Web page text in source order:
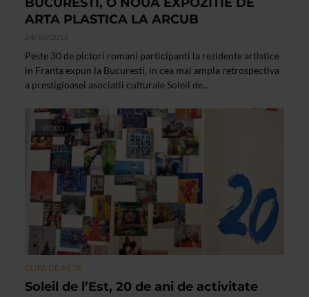
ARTA PLASTICA LA ARCUB
24/10/2016
Peste 30 de pictori romani participanti la rezidente artistice
in Franta expun la Bucuresti, in cea mai ampla retrospectiva
a prestigioasei asociatii culturale Soleil de...
VIDEO
CLIPA DE ARTA
Soleil de l’Est, 20 de ani de activitate